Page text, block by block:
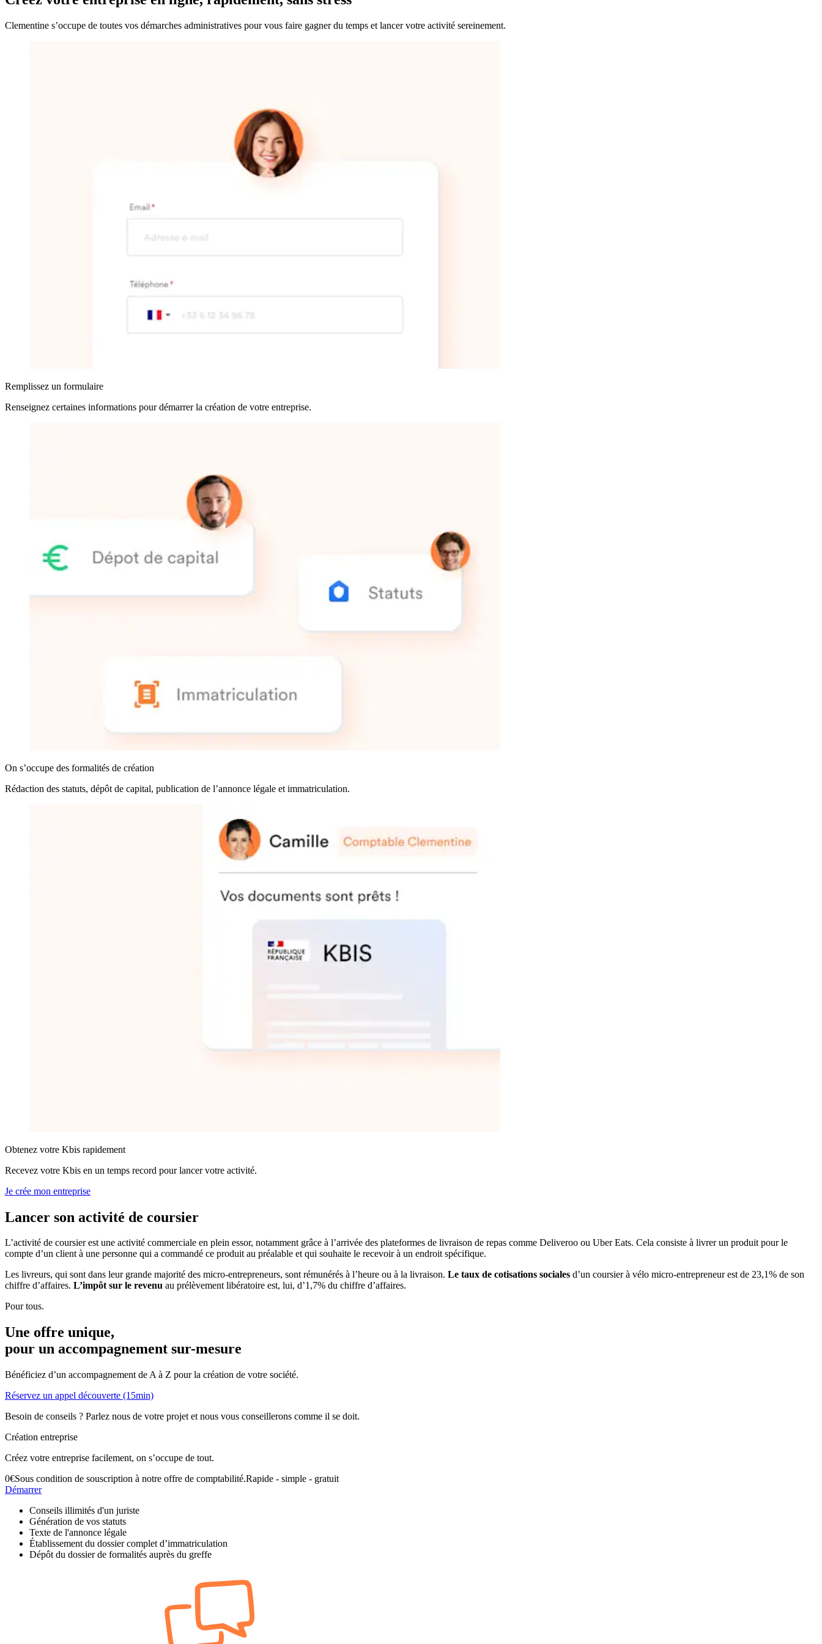
Clementine s’occupe de toutes vos démarches administratives pour vous faire gagner du temps et lancer votre activité sereinement.
Remplissez un formulaire
Renseignez certaines informations pour démarrer la création de votre entreprise.
On s’occupe des formalités de création
Rédaction des statuts, dépôt de capital, publication de l’annonce légale et immatriculation.
Obtenez votre Kbis rapidement
Recevez votre Kbis en un temps record pour lancer votre activité.
Je crée mon entreprise
Lancer son activité de coursier
L’activité de coursier est une activité commerciale en plein essor, notamment grâce à l’arrivée des plateformes de livraison de repas comme Deliveroo ou Uber Eats. Cela consiste à livrer un produit pour le
compte d’un client à une personne qui a commandé ce produit au préalable et qui souhaite le recevoir à un endroit spécifique.
Les livreurs, qui sont dans leur grande majorité des micro-entrepreneurs, sont rémunérés à l’heure ou à la livraison. Le taux de cotisations sociales d’un coursier à vélo micro-entrepreneur est de 23,1% de son
chiffre d’affaires. L’impôt sur le revenu au prélèvement libératoire est, lui, d’1,7% du chiffre d’affaires.
Pour tous.
Une offre unique,
pour un accompagnement sur-mesure
Bénéficiez d’un accompagnement de A à Z pour la création de votre société.
Réservez un appel découverte (15min)
Besoin de conseils ? Parlez nous de votre projet et nous vous conseillerons comme il se doit.
Création entreprise
Créez votre entreprise facilement, on s’occupe de tout.
0€Sous condition de souscription à notre offre de comptabilité.Rapide - simple - gratuit
Démarrer
Conseils illimités d'un juriste
Génération de vos statuts
Texte de l'annonce légale
Établissement du dossier complet d’immatriculation
Dépôt du dossier de formalités auprès du greffe